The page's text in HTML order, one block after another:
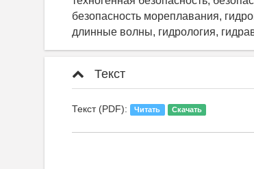
безопасность мореплавания,
длинные волны, гидрология,
Текст
Текст (PDF): Читать Скачать